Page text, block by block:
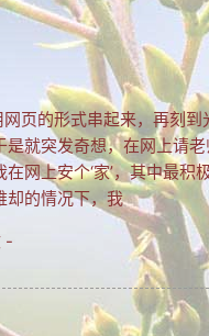
页的形式串起来，再刻到
就突发奇想，在网上请
网上安个‘家’，其中最积
却的情况下，我
-